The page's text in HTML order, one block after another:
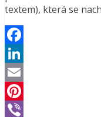
textem), která se
Facebook
LinkedIn
Email
Pinterest